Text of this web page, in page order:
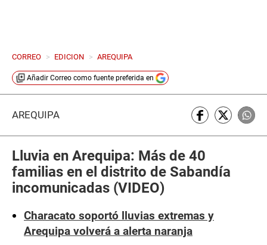
CORREO > EDICION > AREQUIPA
Añadir Correo como fuente preferida en
AREQUIPA
Lluvia en Arequipa: Más de 40
familias en el distrito de Sabandía
incomunicadas (VIDEO)
Characato soportó lluvias extremas y
Arequipa volverá a alerta naranja